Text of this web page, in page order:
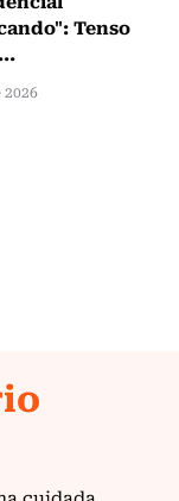
Tenso